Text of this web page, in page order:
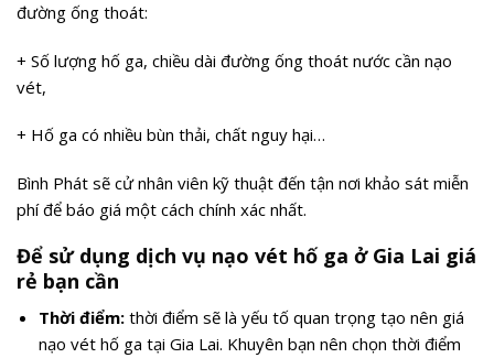
đường ống thoát:
+ Số lượng hố ga, chiều dài đường ống thoát nước cần nạo
vét,
+ Hố ga có nhiều bùn thải, chất nguy hại…
Bình Phát sẽ cử nhân viên kỹ thuật đến tận nơi khảo sát miễn
phí để báo giá một cách chính xác nhất.
Để sử dụng dịch vụ nạo vét hố ga ở Gia Lai giá
rẻ bạn cần
Thời điểm:thời điểm sẽ là yếu tố quan trọng tạo nên giá
nạo vét hố ga tại Gia Lai. Khuyên bạn nên chọn thời điểm